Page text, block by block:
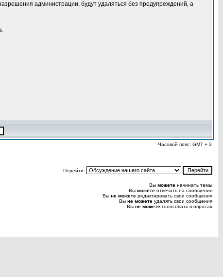
администрации, будут удаляться без предупреждений, а
Часовой пояс: GMT + 3
Перейти:
Вы можете начинать темы
Вы можете отвечать на сообщения
Вы не можете редактировать свои сообщения
Вы не можете удалять свои сообщения
Вы не можете голосовать в опросах